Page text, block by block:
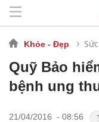
Khỏe - Đẹp
Quỹ Bảo
bệnh ung
21/04/2016 - 08:56